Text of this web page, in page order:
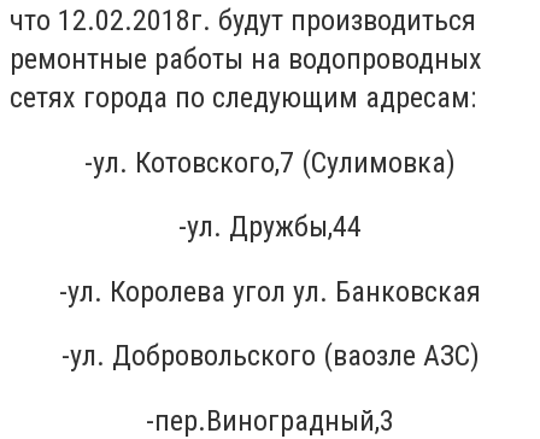
что 12.02.2018г. будут производиться
ремонтные работы на водопроводных
сетях города по следующим адресам:
-ул. Котовского,7 (Сулимовка)
-ул. Дружбы,44
-ул. Королева угол ул. Банковская
-ул. Добровольского (ваозле АЗС)
-пер.Виноградный,3